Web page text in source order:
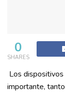
0
SHARES
Los
importante,